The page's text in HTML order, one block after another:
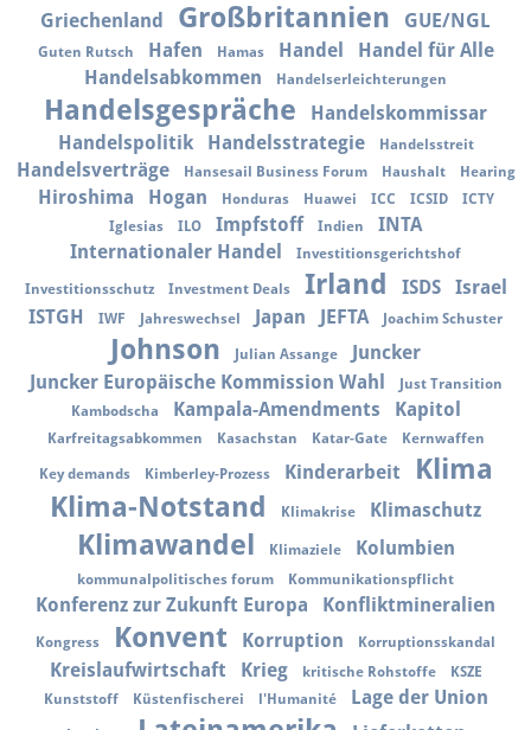
Griechenland Großbritannien GUE/NGL
Guten Rutsch Hafen Hamas Handel
Handel für Alle
Handelsabkommen
Handelserleichterungen
Handelsgespräche
Handelskommissar
Handelspolitik
Handelsstrategie Handelsstreit
Handelsverträge Hansesail Business Forum Haushalt Hearing
Hiroshima Hogan Honduras Huawei ICC ICSID
ICTY
Iglesias
ILO Impfstoff Indien
INTA
Internationaler Handel
Investitionsgerichtshof
Investitionsschutz Investment Deals Irland ISDS
Israel
ISTGH
IWF Jahreswechsel Japan JEFTA Joachim Schuster
Johnson Julian Assange
Juncker
Juncker Europäische Kommission Wahl
Just Transition
Kambodscha
Kampala-Amendments Kapitol
Karfreitagsabkommen Kasachstan Katar-Gate Kernwaffen
Key demands Kimberley-Prozess Kinderarbeit
Klima
Klima-Notstand
Klimakrise Klimaschutz
Klimawandel Klimaziele Kolumbien
kommunalpolitisches forum Kommunikationspflicht
Konferenz zur Zukunft Europa Konfliktmineralien
Kongress Konvent Korruption Korruptionsskandal
Kreislaufwirtschaft Krieg kritische Rohstoffe
KSZE
Kunststoff
Küstenfischerei l'Humanité Lage der Union